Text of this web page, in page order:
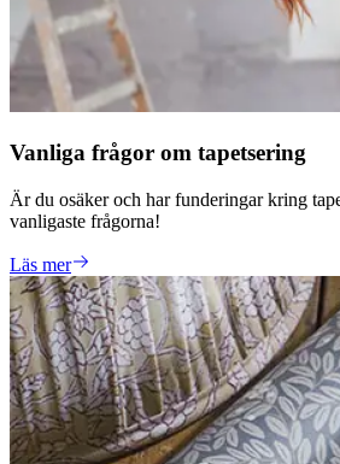
Vanliga frågor om tapetsering
Är du osäker och har funderingar kring
vanligaste frågorna!
Läs mer